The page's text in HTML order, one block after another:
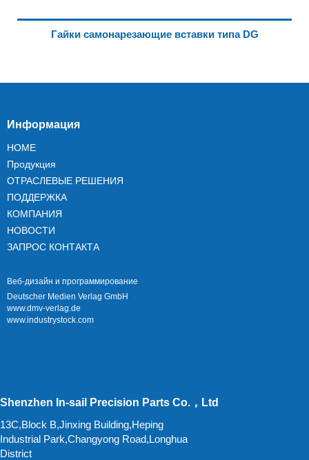
Гайки самонарезающие вставки типа DG
Информация
HOME
Продукция
ОТРАСЛЕВЫЕ РЕШЕНИЯ
ПОДДЕРЖКА
КОМПАНИЯ
НОВОСТИ
ЗАПРОС КОНТАКТА
Веб-дизайн и программирование
Deutscher Medien Verlag GmbH
www.dmv-verlag.de
www.industrystock.com
Shenzhen In-sail Precision Parts Co.，Ltd
13C,Block B,Jinxing Building,Heping
Industrial Park,Changyong Road,Longhua
District